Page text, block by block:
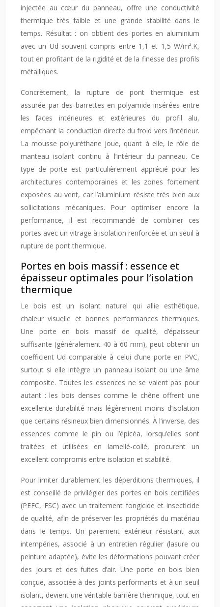
injectée au cœur du panneau, offre une conductivité
thermique très faible et une grande stabilité dans le
temps. Résultat : on obtient des portes en aluminium
avec un Ud souvent compris entre 1,1 et 1,5 W/m².K,
tout en profitant de la rigidité et de la finesse des profils
métalliques.
Concrètement, la rupture de pont thermique est
assurée par des barrettes en polyamide insérées entre
les faces intérieures et extérieures du profil alu,
empêchant la conduction directe du froid vers l’intérieur.
La mousse polyuréthane joue, quant à elle, le rôle de
manteau isolant continu à l’intérieur du panneau. Ce
type de porte est particulièrement apprécié pour les
architectures contemporaines et les zones fortement
exposées au vent, car l’aluminium résiste très bien aux
sollicitations mécaniques. Pour optimiser encore la
performance, il est recommandé de combiner ces
portes avec un vitrage à isolation renforcée et un seuil à
rupture de pont thermique.
Portes en bois massif : essence et
épaisseur optimales pour l’isolation
thermique
Le bois est un isolant naturel qui allie esthétique,
chaleur visuelle et bonnes performances thermiques.
Une porte en bois massif de qualité, d’épaisseur
suffisante (généralement 40 à 60 mm), peut obtenir un
coefficient Ud comparable à celui d’une porte en PVC,
surtout si elle intègre un panneau isolant ou une âme
composite. Toutes les essences ne se valent pas pour
autant : les bois denses comme le chêne offrent une
excellente durabilité mais légèrement moins d’isolation
que certains résineux bien dimensionnés. À l’inverse, des
essences comme le pin ou l’épicéa, lorsqu’elles sont
traitées et utilisées en lamellé-collé, procurent un
excellent compromis entre isolation et stabilité.
Pour limiter durablement les déperditions thermiques, il
est conseillé de privilégier des portes en bois certifiées
(PEFC, FSC) avec un traitement fongicide et insecticide
de qualité, afin de préserver les propriétés du matériau
dans le temps. Un parement extérieur résistant aux
intempéries, associé à un entretien régulier (lasure ou
peinture adaptée), évite les déformations pouvant créer
des jours et des fuites d’air. Une porte en bois bien
conçue, associée à des joints performants et à un seuil
isolant, devient une véritable barrière thermique, tout en